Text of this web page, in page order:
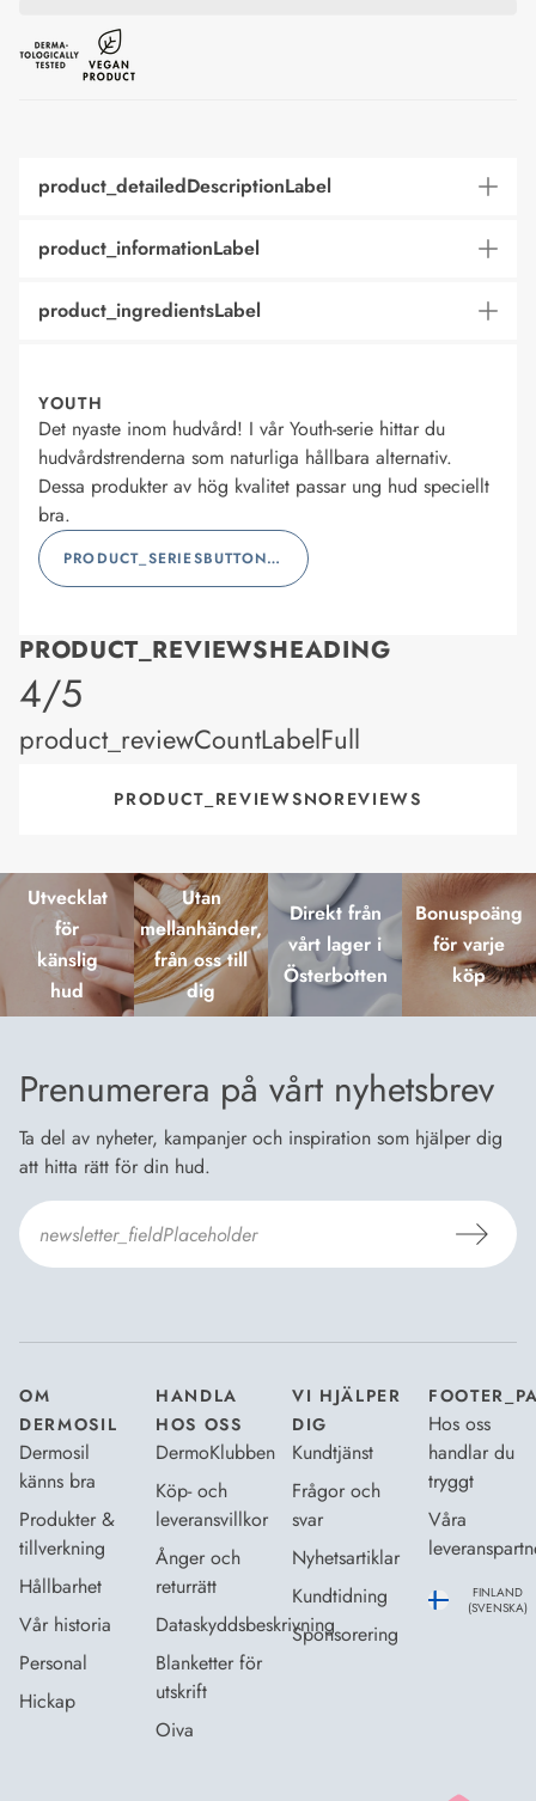
product_detailedDescriptionLabel
product_informationLabel
product_ingredientsLabel
YOUTH
Det nyaste inom hudvård! I vår Youth-serie hittar du
hudvårdstrenderna som naturliga hållbara alternativ.
Dessa produkter av hög kvalitet passar ung hud speciellt
bra.
PRODUCT_SERIESBUTTONLABEL
PRODUCT_REVIEWSHEADING
product_rating
4/5
product_reviewCountLabelFull
PRODUCT_REVIEWSNOREVIEWS
Utvecklat
för
känslig
hud
Utan
mellanhänder,
från oss till
dig
Direkt från
vårt lager i
Österbotten
Bonuspoäng
för varje
köp
Prenumerera på vårt nyhetsbrev
Ta del av nyheter, kampanjer och inspiration som hjälper dig
att hitta rätt för din hud.
OM
DERMOSIL
Dermosil
känns bra
Produkter &
tillverkning
Hållbarhet
Vår historia
Personal
Hickap
HANDLA
HOS OSS
DermoKlubben
Köp- och
leveransvillkor
Ånger och
returrätt
Dataskyddsbeskrivning
Blanketter för
utskrift
Oiva
VI HJÄLPER
DIG
Kundtjänst
Frågor och
svar
Nyhetsartiklar
Kundtidning
Sponsorering
Hos oss
handlar du
tryggt
Våra
FINLAND
(SVENSKA)